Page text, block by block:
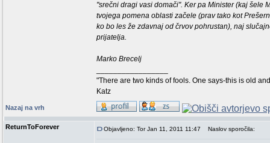
"srečni dragi vasi domači". Ker pa Minister (kaj šele
tvojega pomena oblasti začele (prav tako kot
ko bo les že zdavnaj od črvov pohrustan), naj
prijatelja.
Marko Brecelj
"There are two kinds of fools. One says-this is old
Katz
Nazaj na vrh
ReturnToForever Objavljeno: Tor Jan 11, 2011 11:47 Naslov sporočila: